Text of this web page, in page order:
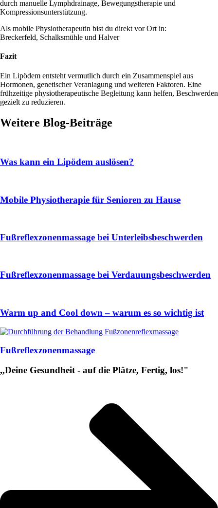
durch manuelle Lymphdrainage, Bewegungstherapie und
Kompressionsunterstützung.
Als mobile Physiotherapeutin bist du direkt vor Ort in:
Breckerfeld, Schalksmühle und Halver
Fazit
Ein Lipödem entsteht vermutlich durch ein Zusammenspiel aus
Hormonen, genetischer Veranlagung und weiteren Faktoren. Eine
frühzeitige physiotherapeutische Begleitung kann helfen, Beschwerden
gezielt zu reduzieren.
Weitere Blog-Beiträge
Was kann ein Lipödem auslösen?
Mobile Physiotherapie für Senioren zu Hause
Fußreflexzonenmassage bei Unterleibsbeschwerden
Fußreflexzonenmassage bei Verdauungsbeschwerden
Warm up and Cool down – warum es so wichtig ist
Fußreflexzonenmassage
,,Deine Gesundheit - auf die Plätze, Fertig, los!"